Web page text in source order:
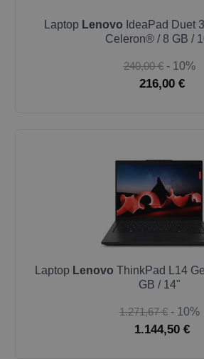
Laptop Lenovo IdeaPad Duet
Celeron® / 8 GB /
240,00 € - 10%
216,00 €
Laptop Lenovo ThinkPad L14
GB / 14"
1.271,67 € - 10%
1.144,50 €